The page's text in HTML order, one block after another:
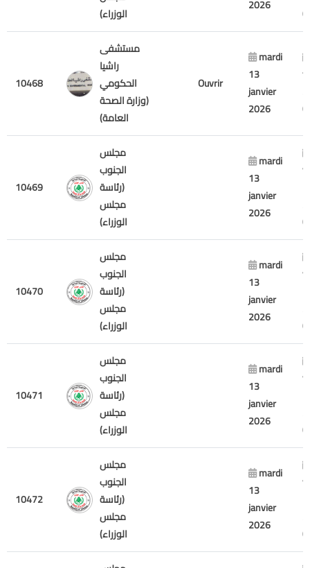
الوزراء)
2026
10468
مستشفى
راشيا
الحكومي
(وزارة الصحة
العامة)
Ouvrir
mardi
13
janvier
2026
10469
مجلس
الجنوب
(رئاسة
مجلس
الوزراء)
mardi
13
janvier
2026
10470
مجلس
الجنوب
(رئاسة
مجلس
الوزراء)
mardi
13
janvier
2026
10471
مجلس
الجنوب
(رئاسة
مجلس
الوزراء)
mardi
13
janvier
2026
10472
مجلس
الجنوب
(رئاسة
مجلس
الوزراء)
mardi
13
janvier
2026